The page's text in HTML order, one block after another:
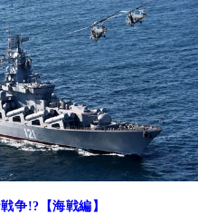
争!?【海戦編】